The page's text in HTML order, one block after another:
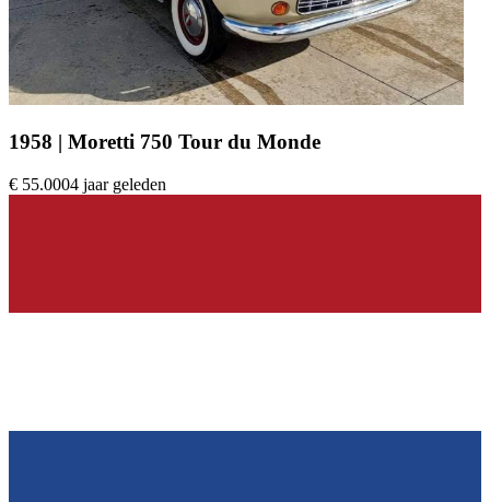
1958 | Moretti 750 Tour du Monde
€ 55.0004 jaar geleden